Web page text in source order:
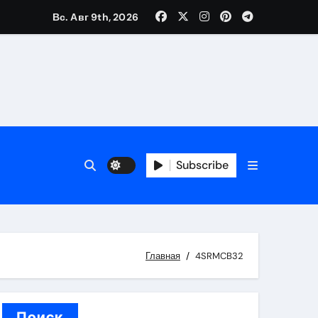
ресниц и депиляции
и обустройства мест отдыха
Вс. Авг 9th, 2026
Subscribe
Главная 4SRMCB32